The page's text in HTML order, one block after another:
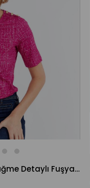
Rıu Omuz Gold Düğme Detaylı Fuşya Tişört